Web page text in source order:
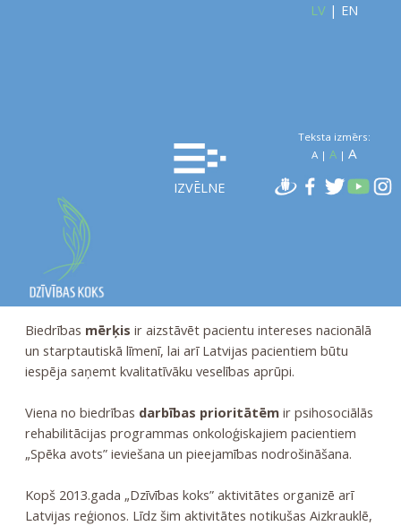
IZVĒLNE
LV| EN
Teksta izmērs:
A| A| A
Onkoloģisko pacientu atbalsta biedrība „Dzīvības koks”
dibināta 2004. gadā, un tā ir vadošā nevalstiskā
organizācija Latvijā, kas apvieno onkoloģiskos pacientus un
viņu tuviniekus.
Biedrībai „Dzīvības koks” kopš 2005.gada piešķirts
sabiedriskā labuma organizācijas statuss
Biedrības mērķis ir aizstāvēt pacientu intereses nacionālā
un starptautiskā līmenī, lai arī Latvijas pacientiem būtu
iespēja saņemt kvalitatīvāku veselības aprūpi.
Viena no biedrības darbības prioritātēmir psihosociālās
rehabilitācijas programmas onkoloģiskajiem pacientiem
„Spēka avots” ieviešana un pieejamības nodrošināšana.
Kopš 2013.gada „Dzīvības koks” aktivitātes organizē arī
Latvijas reģionos. Līdz šim aktivitātes notikušas Aizkrauklē,